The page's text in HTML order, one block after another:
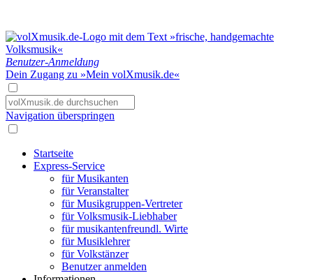
Benutzer-Anmeldung
Dein Zugang zu »Mein volXmusik.de«
Navigation überspringen
Startseite
Express-Service
für Musikanten
für Veranstalter
für Musikgruppen-Vertreter
für Volksmusik-Liebhaber
für musikantenfreundl. Wirte
für Musiklehrer
für Volkstänzer
Benutzer anmelden